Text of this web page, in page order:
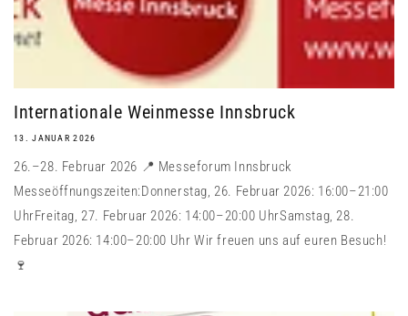
Internationale Weinmesse Innsbruck
13. JANUAR 2026
26.–28. Februar 2026 📍 Messeforum Innsbruck
Messeöffnungszeiten:Donnerstag, 26. Februar 2026: 16:00–21:00
UhrFreitag, 27. Februar 2026: 14:00–20:00 UhrSamstag, 28.
Februar 2026: 14:00–20:00 Uhr Wir freuen uns auf euren Besuch!
🍷